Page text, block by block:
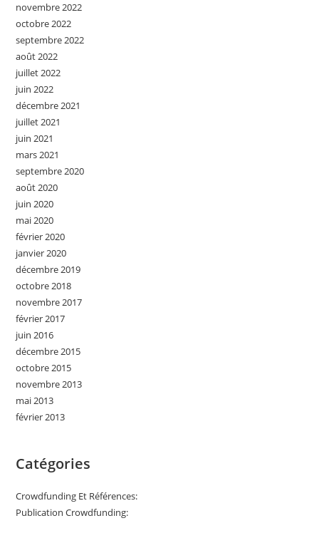
novembre 2022
octobre 2022
septembre 2022
août 2022
juillet 2022
juin 2022
décembre 2021
juillet 2021
juin 2021
mars 2021
septembre 2020
août 2020
juin 2020
mai 2020
février 2020
janvier 2020
décembre 2019
octobre 2018
novembre 2017
février 2017
juin 2016
décembre 2015
octobre 2015
novembre 2013
mai 2013
février 2013
Catégories
Crowdfunding Et Références:
Publication Crowdfunding: